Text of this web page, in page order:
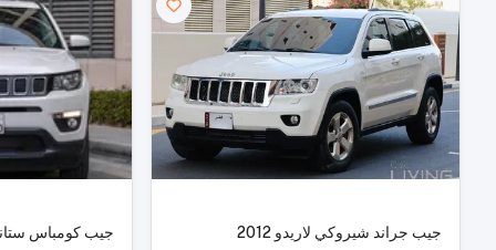
جيب جراند شيروكي لاريدو 2012 جيب كومباس